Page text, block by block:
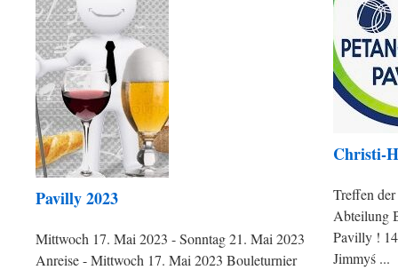
Pavilly 2023
Mittwoch 17. Mai 2023 - Sonntag 21. Mai 2023
Anreise - Mittwoch 17. Mai 2023 Bouleturnier
Christi-
Treffen
Abteilung
Pavilly !
Jimmyś ...